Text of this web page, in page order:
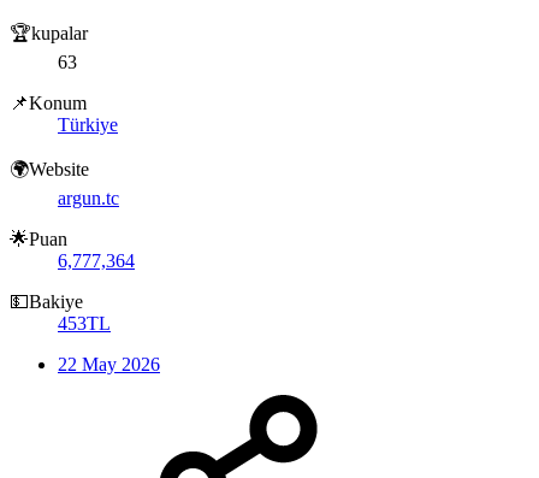
🏆kupalar
63
📌Konum
Türkiye
🌍Website
argun.tc
🌟Puan
6,777,364
💵Bakiye
453TL
22 May 2026